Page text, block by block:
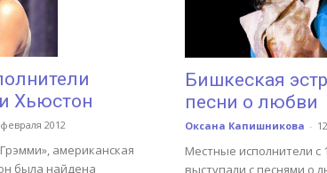
Хьюстон
2012
американская
была найдена
Бишкеская
песни о любви
Оксана Капишникова -
Местные исполнители с
выступали с песнями о